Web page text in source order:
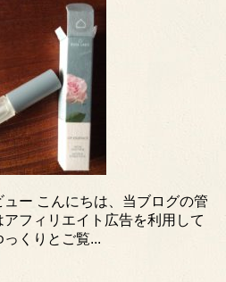
ー こんにちは、当ブログの管
フィリエイト広告を利用して
くりとご覧...